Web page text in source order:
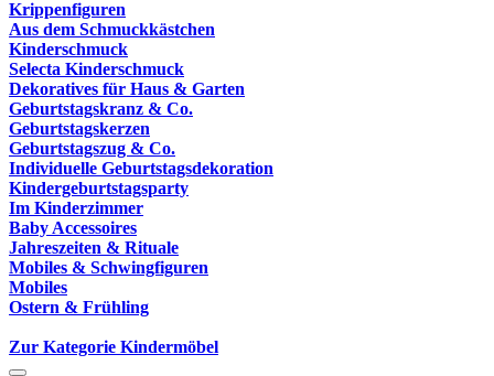
Krippenfiguren
Aus dem Schmuckkästchen
Kinderschmuck
Selecta Kinderschmuck
Dekoratives für Haus & Garten
Geburtstagskranz & Co.
Geburtstagskerzen
Geburtstagszug & Co.
Individuelle Geburtstagsdekoration
Kindergeburtstagsparty
Im Kinderzimmer
Baby Accessoires
Jahreszeiten & Rituale
Mobiles & Schwingfiguren
Mobiles
Ostern & Frühling
Zur Kategorie Kindermöbel